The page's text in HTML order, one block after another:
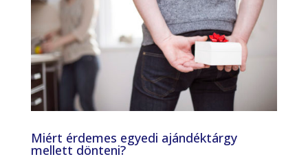
Miért érdemes egyedi ajándéktárgy
mellett dönteni?